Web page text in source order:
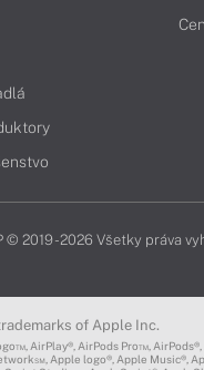
© 2019 - 2026 Všetky práva
of Apple Inc.
AirPlay®, AirPods Pro™,
Apple logo®, Apple Music®,